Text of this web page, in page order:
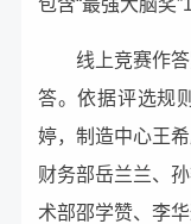
包含“最强大脑奖
线上竞赛作
答。依据评选规
婷，制造中心王
财务部岳兰兰、
术部邵学赞、李